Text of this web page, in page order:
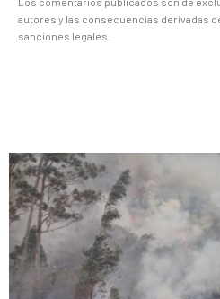
autores y las consecuencias derivadas
sanciones legales.